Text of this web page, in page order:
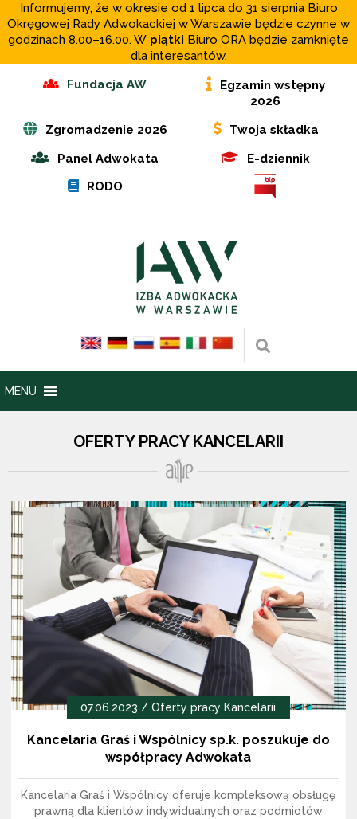
Informujemy, że w okresie od 1 lipca do 31 sierpnia Biuro
Okręgowej Rady Adwokackiej w Warszawie będzie czynne w
godzinach 8.00–16.00. W piątki Biuro ORA będzie zamknięte
dla interesantów.
Fundacja AW
Egzamin wstępny
2026
Zgromadzenie 2026
Twoja składka
Panel Adwokata
E-dziennik
RODO
Wyszukaj
MENU
OFERTY PRACY KANCELARII
07.06.2023 /Oferty pracy Kancelarii
Kancelaria Graś i Wspólnicy sp.k. poszukuje do
współpracy Adwokata
Kancelaria Graś i Wspólnicy oferuje kompleksową obsługę
prawną dla klientów indywidualnych oraz podmiotów